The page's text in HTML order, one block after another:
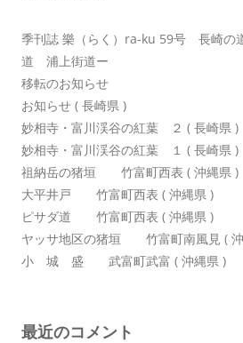
季刊誌 樂（らく）ra-ku 59号 長崎の
道 浦上街道ー
移転のお知らせ
お知らせ ( 長崎県 )
妙相寺・富川渓谷の紅葉 ２ ( 長崎県 )
妙相寺・富川渓谷の紅葉 １ ( 長崎県 )
祖納岳の猪垣 竹富町西表 ( 沖縄県 )
大平井戸 竹富町西表 ( 沖縄県 )
ピサダ道 竹富町西表 ( 沖縄県 )
ヤッサ地区の猪垣 竹富町南風見 (
小 城 盛 武富町武富 ( 沖縄県 )
最近のコメント